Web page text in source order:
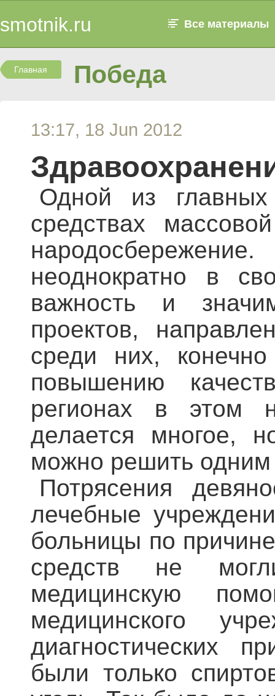
smotnik.ru Все материалы
Главная Победа
13:17, 18 Jun 2012
Одной из
средствах
неоднократно в
важность и
проектов,
среди них,
повышению
регионах в этом
делается многое,
можно решить
Потрясения
лечебные
больницы по
средств не
медицинскую
медицинского
диагностических
были только